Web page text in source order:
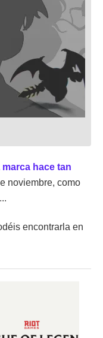
hace tan
noviembre, como
encontrarla en